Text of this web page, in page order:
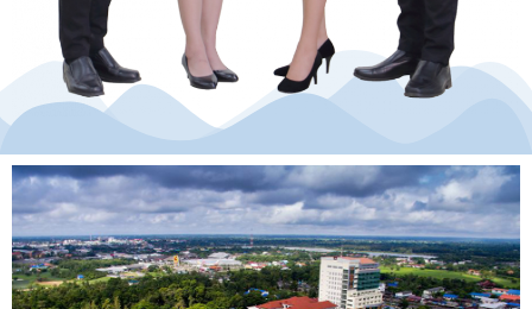
พื้นที่ในเมืองคลิก